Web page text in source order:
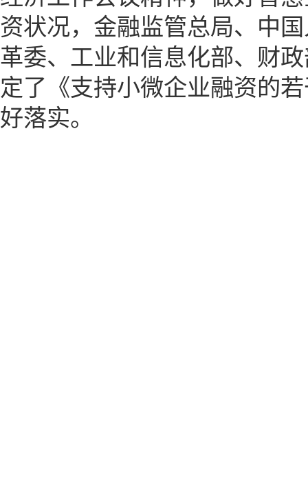
资状况，金融监管总局、中
革委、工业和信息化部、财
定了《支持小微企业融资的
好落实。